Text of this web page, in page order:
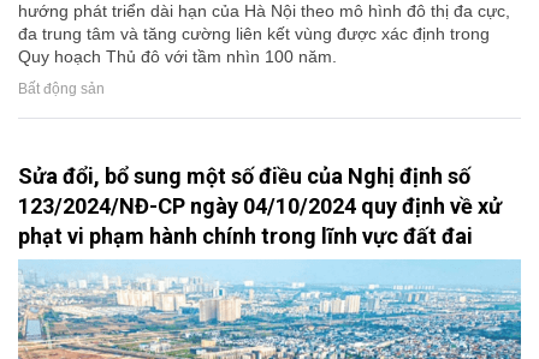
hướng phát triển dài hạn của Hà Nội theo mô hình đô thị đa cực,
đa trung tâm và tăng cường liên kết vùng được xác định trong
Quy hoạch Thủ đô với tầm nhìn 100 năm.
Bất động sản
Sửa đổi, bổ sung một số điều của Nghị định số
123/2024/NĐ-CP ngày 04/10/2024 quy định về xử
phạt vi phạm hành chính trong lĩnh vực đất đai